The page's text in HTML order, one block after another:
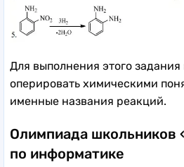
Для выполнения этого
оперировать химическими
именные названия реакций.
Олимпиада школьников
по информатике